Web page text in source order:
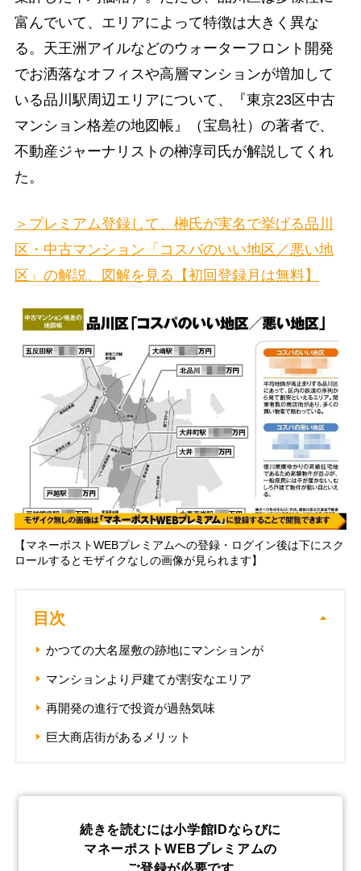
富んでいて、エリアによって特徴は大きく異な
る。天王洲アイルなどのウォーターフロント開発
でお洒落なオフィスや高層マンションが増加して
いる品川駅周辺エリアについて、『東京23区中古
マンション格差の地図帳』（宝島社）の著者で、
不動産ジャーナリストの榊淳司氏が解説してくれ
た。
＞プレミアム登録して、榊氏が実名で挙げる品川
区・中古マンション「コスパのいい地区／悪い地
区」の解説、図解を見る【初回登録月は無料】
【マネーポストWEBプレミアムへの登録・ログイン後は下にスク
ロールするとモザイクなしの画像が見られます】
目次
かつての大名屋敷の跡地にマンションが
マンションより戸建てが割安なエリア
再開発の進行で投資が過熱気味
巨大商店街があるメリット
続きを読むには小学館IDならびに
マネーポストWEBプレミアムの
ご登録が必要です